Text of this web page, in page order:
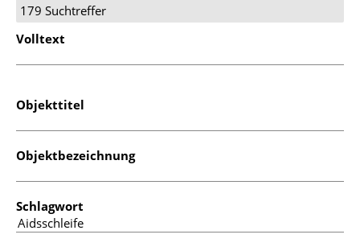
179 Suchtreffer
Volltext
Objekttitel
Objektbezeichnung
Schlagwort